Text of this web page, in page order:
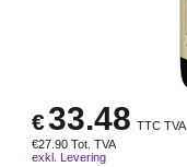
€33.48 TTC TVA
€27.90 Tot. TVA
exkl. Levering